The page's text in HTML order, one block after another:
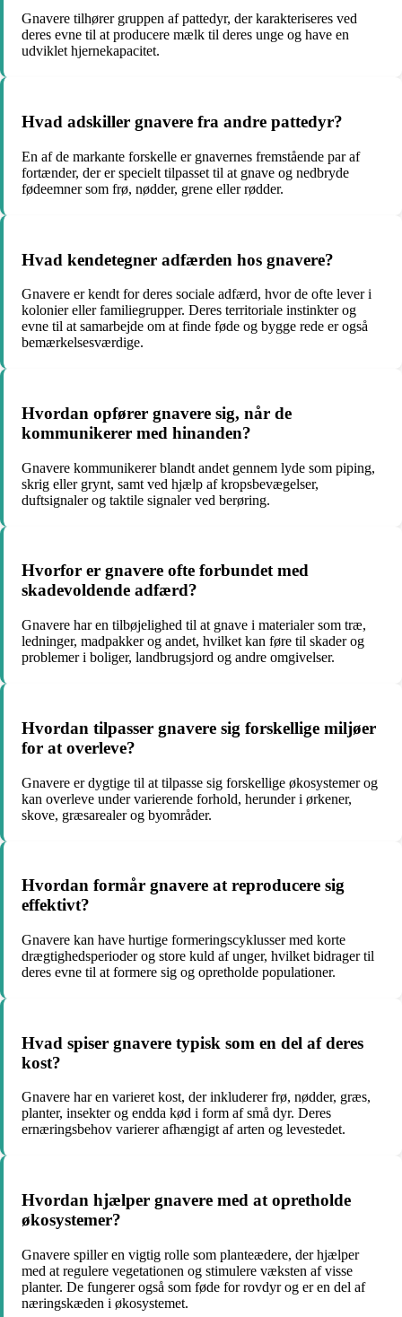
Gnavere tilhører gruppen af pattedyr, der karakteriseres ved
deres evne til at producere mælk til deres unge og have en
udviklet hjernekapacitet.
Hvad adskiller gnavere fra andre pattedyr?
En af de markante forskelle er gnavernes fremstående par af
fortænder, der er specielt tilpasset til at gnave og nedbryde
fødeemner som frø, nødder, grene eller rødder.
Hvad kendetegner adfærden hos gnavere?
Gnavere er kendt for deres sociale adfærd, hvor de ofte lever i
kolonier eller familiegrupper. Deres territoriale instinkter og
evne til at samarbejde om at finde føde og bygge rede er også
bemærkelsesværdige.
Hvordan opfører gnavere sig, når de
kommunikerer med hinanden?
Gnavere kommunikerer blandt andet gennem lyde som piping,
skrig eller grynt, samt ved hjælp af kropsbevægelser,
duftsignaler og taktile signaler ved berøring.
Hvorfor er gnavere ofte forbundet med
skadevoldende adfærd?
Gnavere har en tilbøjelighed til at gnave i materialer som træ,
ledninger, madpakker og andet, hvilket kan føre til skader og
problemer i boliger, landbrugsjord og andre omgivelser.
Hvordan tilpasser gnavere sig forskellige miljøer
for at overleve?
Gnavere er dygtige til at tilpasse sig forskellige økosystemer og
kan overleve under varierende forhold, herunder i ørkener,
skove, græsarealer og byområder.
Hvordan formår gnavere at reproducere sig
effektivt?
Gnavere kan have hurtige formeringscyklusser med korte
drægtighedsperioder og store kuld af unger, hvilket bidrager til
deres evne til at formere sig og opretholde populationer.
Hvad spiser gnavere typisk som en del af deres
kost?
Gnavere har en varieret kost, der inkluderer frø, nødder, græs,
planter, insekter og endda kød i form af små dyr. Deres
ernæringsbehov varierer afhængigt af arten og levestedet.
Hvordan hjælper gnavere med at opretholde
økosystemer?
Gnavere spiller en vigtig rolle som planteædere, der hjælper
med at regulere vegetationen og stimulere væksten af visse
planter. De fungerer også som føde for rovdyr og er en del af
næringskæden i økosystemet.